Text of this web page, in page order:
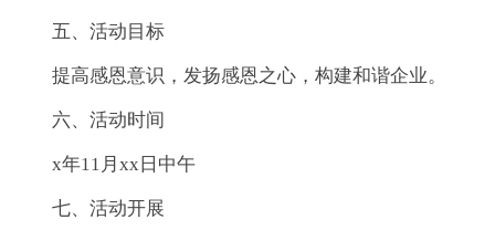
五、活动目标
提高感恩意识，发扬感恩之心，构建和谐企业。
六、活动时间
x年11月xx日中午
七、活动开展